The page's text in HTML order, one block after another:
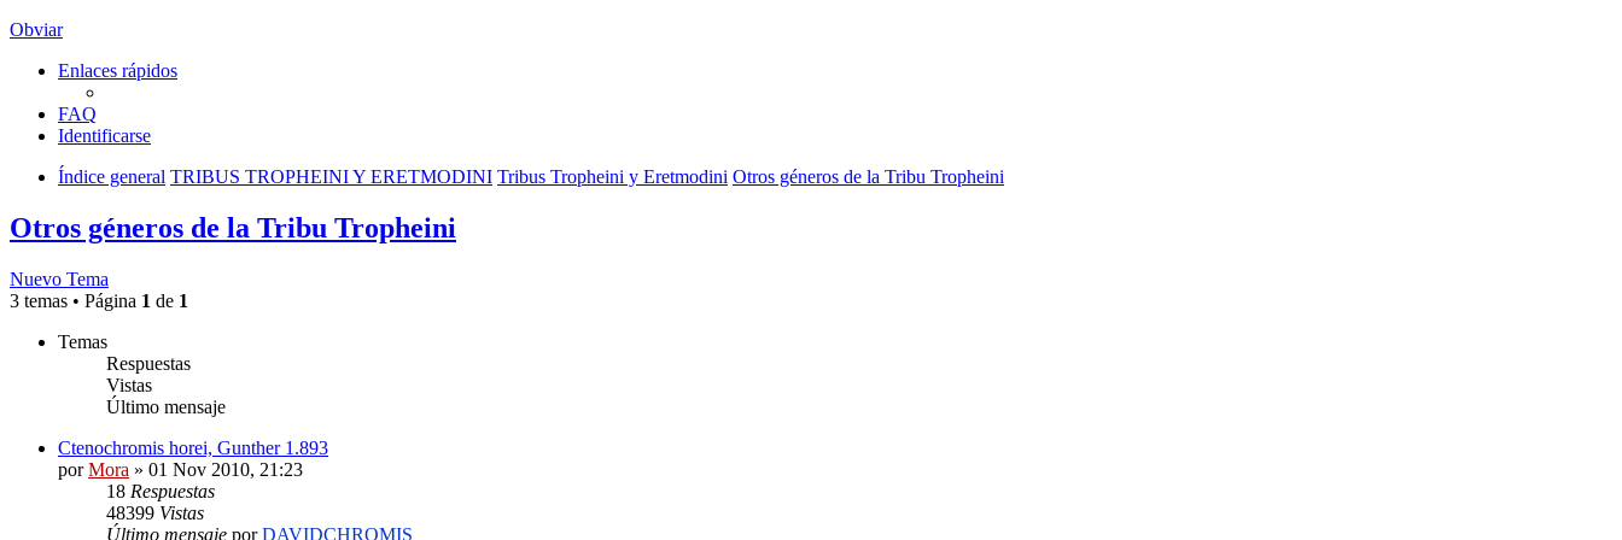
Obviar
Enlaces rápidos
FAQ
Identificarse
Índice general TRIBUS TROPHEINI Y ERETMODINI Tribus Tropheini y Eretmodini Otros géneros de la Tribu Tropheini
Otros géneros de la Tribu Tropheini
Nuevo Tema
3 temas • Página 1 de 1
Temas
Respuestas
Vistas
Último mensaje
Ctenochromis horei, Gunther 1.893
porMora » 01 Nov 2010, 21:23
18 Respuestas
48399 Vistas
Último mensaje porDAVIDCHROMIS